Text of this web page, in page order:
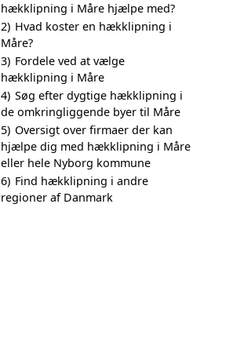
hækklipning i Måre hjælpe med?
2) Hvad koster en hækklipning i
Måre?
3) Fordele ved at vælge
hækklipning i Måre
4) Søg efter dygtige hækklipning i
de omkringliggende byer til Måre
5) Oversigt over firmaer der kan
hjælpe dig med hækklipning i Måre
eller hele Nyborg kommune
6) Find hækklipning i andre
regioner af Danmark